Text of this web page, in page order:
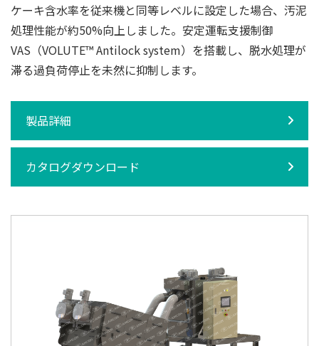
ケーキ含水率を従来機と同等レベルに設定した場合、汚泥
処理性能が約50%向上しました。安定運転支援制御
VAS（VOLUTE™ Antilock system）を搭載し、脱水処理が
滞る過負荷停止を未然に抑制します。
製品詳細
カタログダウンロード